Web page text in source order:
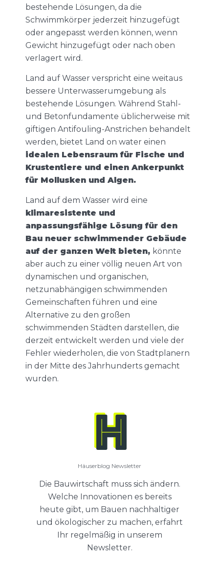
bestehende Lösungen, da die
Schwimmkörper jederzeit hinzugefügt
oder angepasst werden können, wenn
Gewicht hinzugefügt oder nach oben
verlagert wird.
Land auf Wasser verspricht eine weitaus
bessere Unterwasserumgebung als
bestehende Lösungen. Während Stahl-
und Betonfundamente üblicherweise mit
giftigen Antifouling-Anstrichen behandelt
werden, bietet Land on water einen
idealen Lebensraum für Fische und
Krustentiere und einen Ankerpunkt
für Mollusken und Algen.
Land auf dem Wasser wird eine
klimaresistente und
anpassungsfähige Lösung für den
Bau neuer schwimmender Gebäude
auf der ganzen Welt bieten, könnte
aber auch zu einer völlig neuen Art von
dynamischen und organischen,
netzunabhängigen schwimmenden
Gemeinschaften führen und eine
Alternative zu den großen
schwimmenden Städten darstellen, die
derzeit entwickelt werden und viele der
Fehler wiederholen, die von Stadtplanern
in der Mitte des Jahrhunderts gemacht
wurden.
Häuserblog Newsletter
Die Bauwirtschaft muss sich ändern.
Welche Innovationen es bereits
heute gibt, um Bauen nachhaltiger
und ökologischer zu machen, erfahrt
Ihr regelmäßig in unserem
Newsletter.